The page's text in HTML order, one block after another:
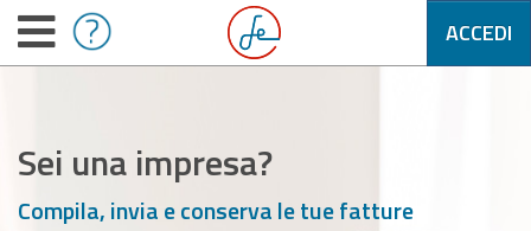
ACCEDI
Sei una impresa?
Compila, invia e conserva le tue fatture